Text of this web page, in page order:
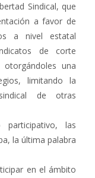
Sindical, que
a favor de
a nivel estatal
de corte
una
limitando la
de otras
las
la última palabra
en el ámbito